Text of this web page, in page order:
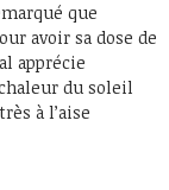
que
avoir sa dose de
apprécie
du soleil
à l’aise